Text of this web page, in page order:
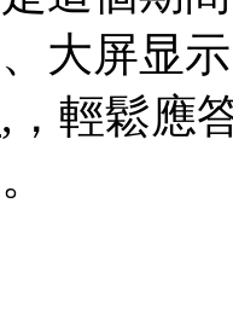
大屏显
,，輕鬆應